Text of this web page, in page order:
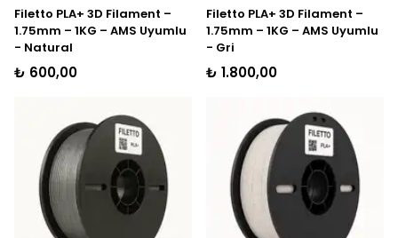
Filetto PLA+ 3D Filament –
1.75mm – 1KG – AMS Uyumlu
- Natural
₺ 600,00
Filetto PLA+ 3D Filament –
1.75mm – 1KG – AMS Uyumlu
- Gri
₺ 1.800,00